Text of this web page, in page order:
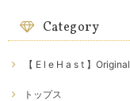
Category
【 E l e H a s t 】Original
トップス